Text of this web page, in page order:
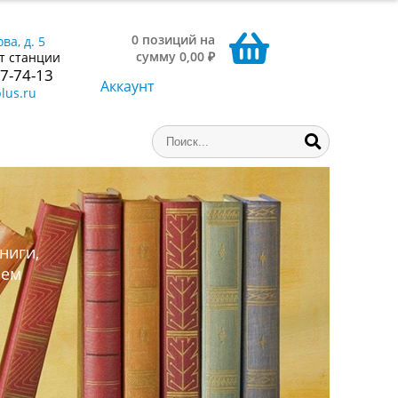
д. 5
станции
74-13
0 позиций на
сумму 0,00 ₽
Аккаунт